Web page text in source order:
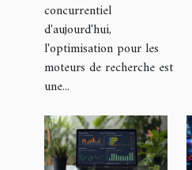
leur SEO
avec des
backlinks
économiques
concurrentiel
d'aujourd'hui,
l'optimisation pour les
moteurs de recherche est
une...